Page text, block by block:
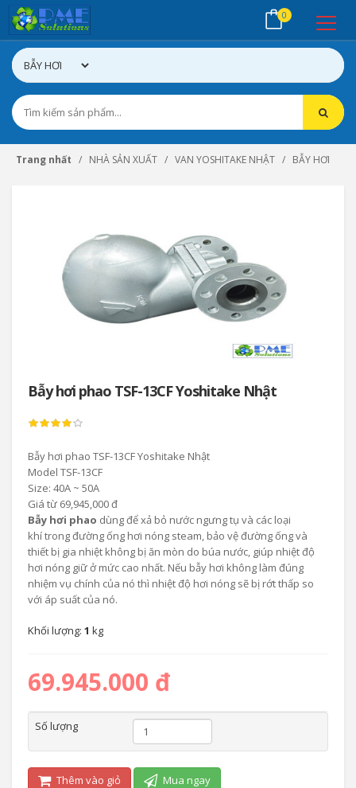
0
Trang nhất NHÀ SẢN XUẤT VAN YOSHITAKE NHẬT BẪY HƠI
Bẫy hơi phao TSF-13CF Yoshitake Nhật
Bẫy hơi phao TSF-13CF Yoshitake Nhật
Model TSF-13CF
Size: 40A ~ 50A
Giá từ 69,945,000 đ
Bẫy hơi phao dùng để xả bỏ nước ngưng tụ và các loại
khí trong đường ống hơi nóng steam, bảo vệ đường ống và
thiết bị gia nhiệt không bị ăn mòn do búa nước, giúp nhiệt độ
hơi nóng giữ ở mức cao nhất. Nếu bẫy hơi không làm đúng
nhiệm vụ chính của nó thì nhiệt độ hơi nóng sẽ bị rớt thấp so
với áp suất của nó.
Khối lượng: 1 kg
69.945.000 đ
Số lượng
Thêm vào giỏ Mua ngay